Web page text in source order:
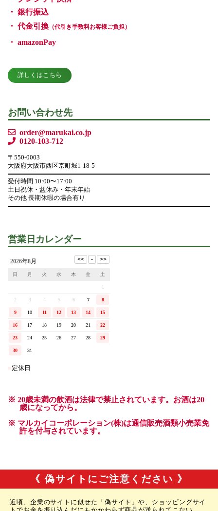
《 偽サイトにご注意ください 》
近頃、企業のサイトに似せた「偽サイト」や、ショッピングサイ